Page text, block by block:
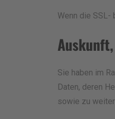
Wenn die SSL-
Sie haben im
Daten, deren
sowie zu